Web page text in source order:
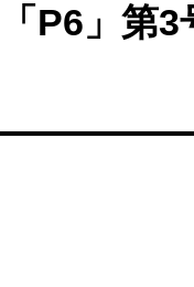
P6」第3